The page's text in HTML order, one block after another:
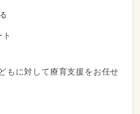
もに対して療育支援をお任せ